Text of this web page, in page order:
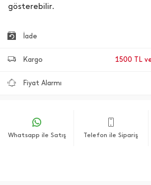
gösterebilir.
İade
Kargo 1500 TL
Fiyat Alarmı
Whatsapp ile Satış Telefon ile Sipariş